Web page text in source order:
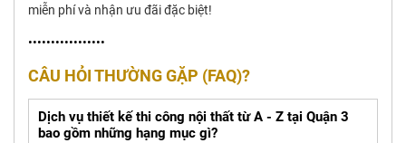
miễn phí và nhận ưu đãi đặc biệt!
•••••••••••••••••
CÂU HỎI THƯỜNG GẶP (FAQ)?
Dịch vụ thiết kế thi công nội thất từ A - Z tại Quận 3
bao gồm những hạng mục gì?